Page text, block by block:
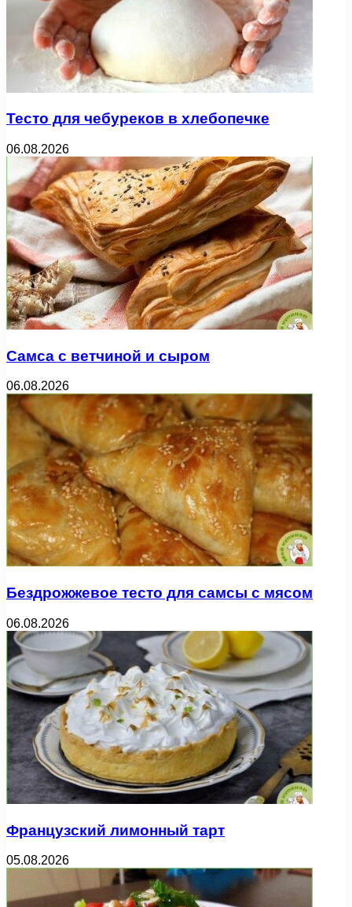
Тесто для чебуреков в хлебопечке
06.08.2026
Самса с ветчиной и сыром
06.08.2026
Бездрожжевое тесто для самсы с мясом
06.08.2026
Французский лимонный тарт
05.08.2026